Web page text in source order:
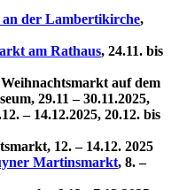
der Lambertikirche,
am Rathaus, 24.11. bis
auf dem
29.11 – 30.11.2025,
– 14.12.2025, 20.12. bis
12. – 14.12. 2025
Martinsmarkt, 8. –